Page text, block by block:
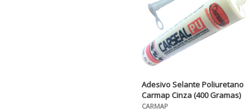
Adesivo Selante Poliuretano
Carmap Cinza (400 Gramas)
CARMAP